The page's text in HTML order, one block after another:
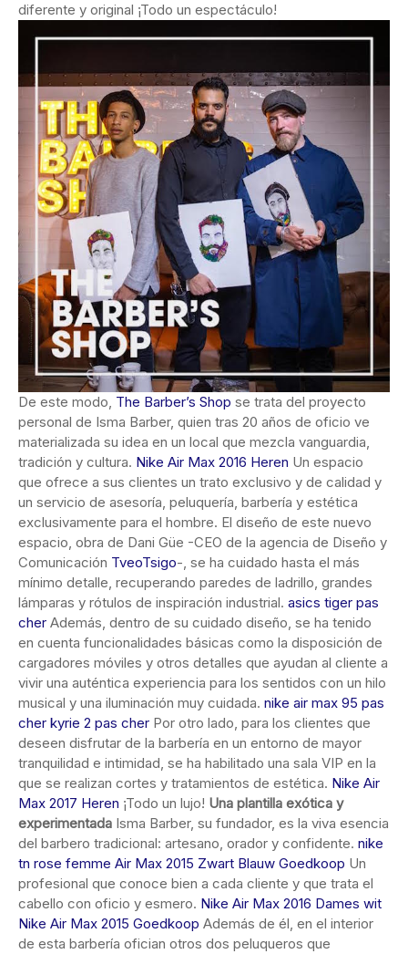
diferente y original ¡Todo un espectáculo!
De este modo, The Barber’s Shop se trata del proyecto
personal de Isma Barber, quien tras 20 años de oficio ve
materializada su idea en un local que mezcla vanguardia,
tradición y cultura. Nike Air Max 2016 Heren Un espacio
que ofrece a sus clientes un trato exclusivo y de calidad y
un servicio de asesoría, peluquería, barbería y estética
exclusivamente para el hombre. El diseño de este nuevo
espacio, obra de Dani Güe -CEO de la agencia de Diseño y
Comunicación TveoTsigo-, se ha cuidado hasta el más
mínimo detalle, recuperando paredes de ladrillo, grandes
lámparas y rótulos de inspiración industrial. asics tiger pas
cher Además, dentro de su cuidado diseño, se ha tenido
en cuenta funcionalidades básicas como la disposición de
cargadores móviles y otros detalles que ayudan al cliente a
vivir una auténtica experiencia para los sentidos con un hilo
musical y una iluminación muy cuidada. nike air max 95 pas
cher kyrie 2 pas cher Por otro lado, para los clientes que
deseen disfrutar de la barbería en un entorno de mayor
tranquilidad e intimidad, se ha habilitado una sala VIP en la
que se realizan cortes y tratamientos de estética. Nike Air
Max 2017 Heren ¡Todo un lujo! Una plantilla exótica y
experimentada Isma Barber, su fundador, es la viva esencia
del barbero tradicional: artesano, orador y confidente. nike
tn rose femme Air Max 2015 Zwart Blauw Goedkoop Un
profesional que conoce bien a cada cliente y que trata el
cabello con oficio y esmero. Nike Air Max 2016 Dames wit
Nike Air Max 2015 Goedkoop Además de él, en el interior
de esta barbería ofician otros dos peluqueros que